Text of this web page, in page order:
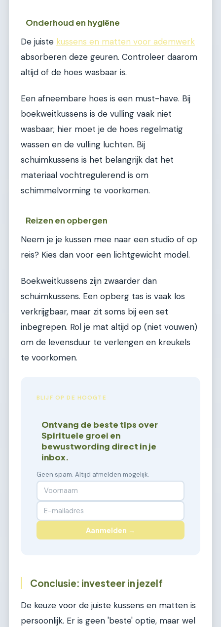
Onderhoud en hygiëne
De juiste kussens en matten voor ademwerk
absorberen deze geuren. Controleer daarom
altijd of de hoes wasbaar is.
Een afneembare hoes is een must-have. Bij
boekweitkussens is de vulling vaak niet
wasbaar; hier moet je de hoes regelmatig
wassen en de vulling luchten. Bij
schuimkussens is het belangrijk dat het
materiaal vochtregulerend is om
schimmelvorming te voorkomen.
Reizen en opbergen
Neem je je kussen mee naar een studio of op
reis? Kies dan voor een lichtgewicht model.
Boekweitkussens zijn zwaarder dan
schuimkussens. Een opberg tas is vaak los
verkrijgbaar, maar zit soms bij een set
inbegrepen. Rol je mat altijd op (niet vouwen)
om de levensduur te verlengen en kreukels
te voorkomen.
BLIJF OP DE HOOGTE
Ontvang de beste tips over
Spirituele groei en
bewustwording direct in je
inbox.
Geen spam. Altijd afmelden mogelijk.
Aanmelden →
Conclusie: investeer in jezelf
De keuze voor de juiste kussens en matten is
persoonlijk. Er is geen 'beste' optie, maar wel